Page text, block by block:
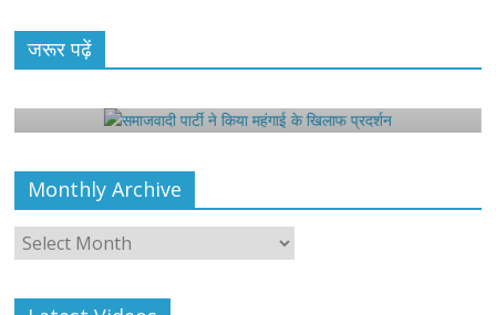
जरूर पढ़ें
राजनीतिक
समाजवादी पार्टी ने किया महंगाई के खिलाफ प्रदर्शन
Monthly Archive
Monthly
Archive